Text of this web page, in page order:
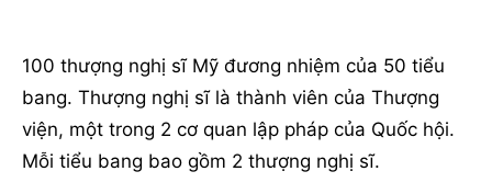
100 thượng nghị sĩ Mỹ đương nhiệm của 50 tiểu
bang. Thượng nghị sĩ là thành viên của Thượng
viện, một trong 2 cơ quan lập pháp của Quốc hội.
Mỗi tiểu bang bao gồm 2 thượng nghị sĩ.